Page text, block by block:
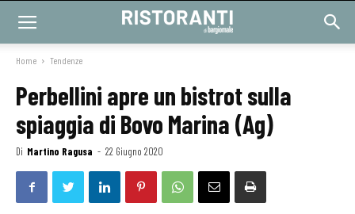
Home Tendenze
Perbellini apre un bistrot sulla
spiaggia di Bovo Marina (Ag)
Di Martino Ragusa - 22 Giugno 2020